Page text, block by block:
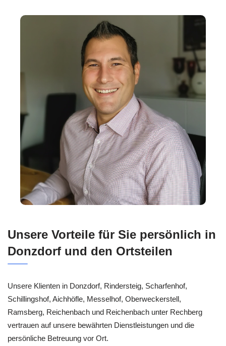
Unsere Vorteile für Sie persönlich in
Donzdorf und den Ortsteilen
Unsere Klienten in Donzdorf, Rindersteig, Scharfenhof,
Schillingshof, Aichhöfle, Messelhof, Oberweckerstell,
Ramsberg, Reichenbach und Reichenbach unter Rechberg
vertrauen auf unsere bewährten Dienstleistungen und die
persönliche Betreuung vor Ort.